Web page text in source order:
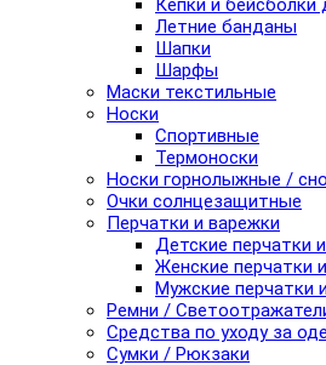
Кепки и
Летние банданы
Шапки
Шарфы
Маски текстильные
Носки
Спортивные
Термоноски
Носки горнолыжные /
Очки солнцезащитные
Перчатки и варежки
Детские перчатки
Женские перчатки
Мужские перчатки
Ремни /
Средства по уходу за
Сумки / Рюкзаки